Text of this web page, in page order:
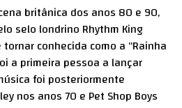
britânica dos anos 80 e 90,
selo londrino Rhythm King
conhecida como a “Rainha
a primeira pessoa a lançar
foi posteriormente
nos anos 70 e Pet Shop Boys